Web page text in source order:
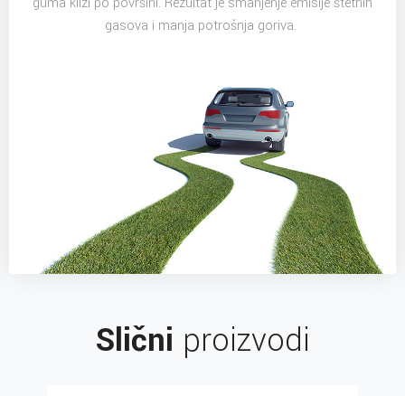
gasova i manja potrošnja goriva.
Slični proizvodi